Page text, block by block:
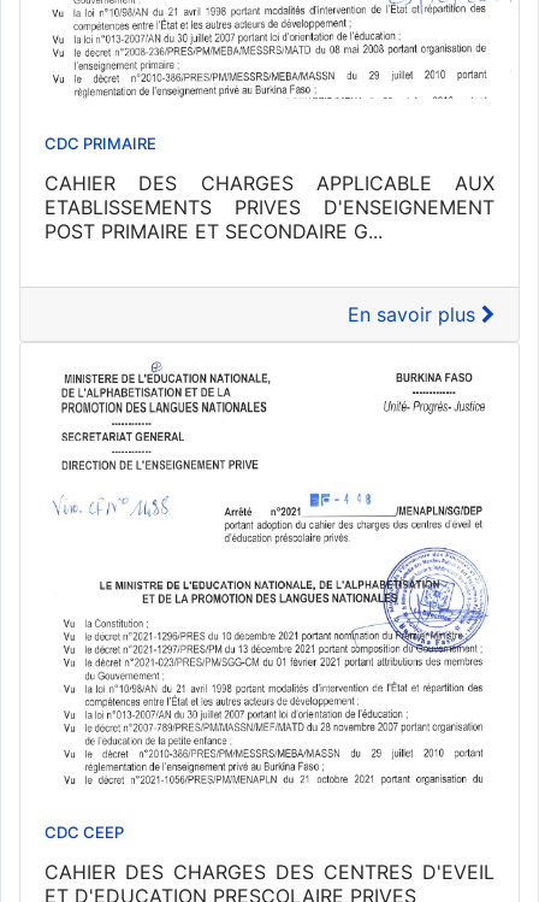
CDC PRIMAIRE
CAHIER DES CHARGES APPLICABLE AUX
ETABLISSEMENTS PRIVES D'ENSEIGNEMENT
POST PRIMAIRE ET SECONDAIRE G...
En savoir plus
CDC CEEP
CAHIER DES CHARGES DES CENTRES D'EVEIL
ET D'EDUCATION PRESCOLAIRE PRIVES